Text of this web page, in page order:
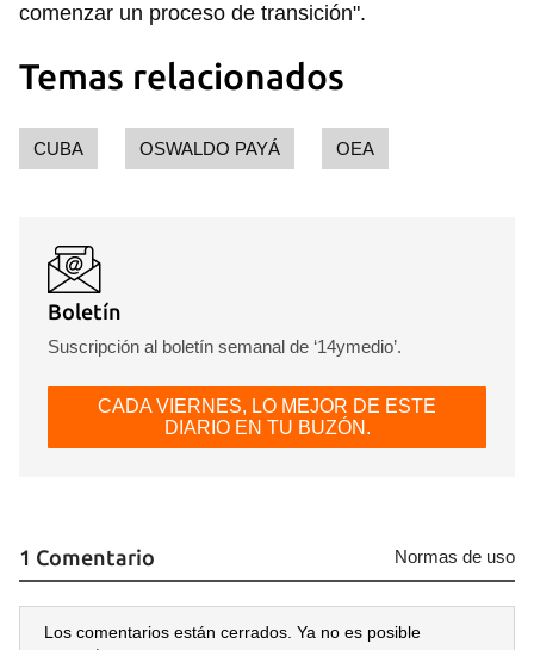
comenzar un proceso de transición".
Temas relacionados
CUBA OSWALDO PAYÁ OEA
Boletín
Suscripción al boletín semanal de ‘14ymedio’.
CADA VIERNES, LO MEJOR DE ESTE
DIARIO EN TU BUZÓN.
1 Comentario Normas de uso
Los comentarios están cerrados. Ya no es posible